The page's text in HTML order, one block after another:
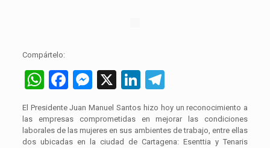
Compártelo:
WhatsApp
Facebook
Messenger
X LinkedIn
El Presidente Juan Manuel Santos hizo hoy un reconocimiento a
las empresas comprometidas en mejorar las condiciones
laborales de las mujeres en sus ambientes de trabajo, entre ellas
dos ubicadas en la ciudad de Cartagena: Esenttia y Tenaris